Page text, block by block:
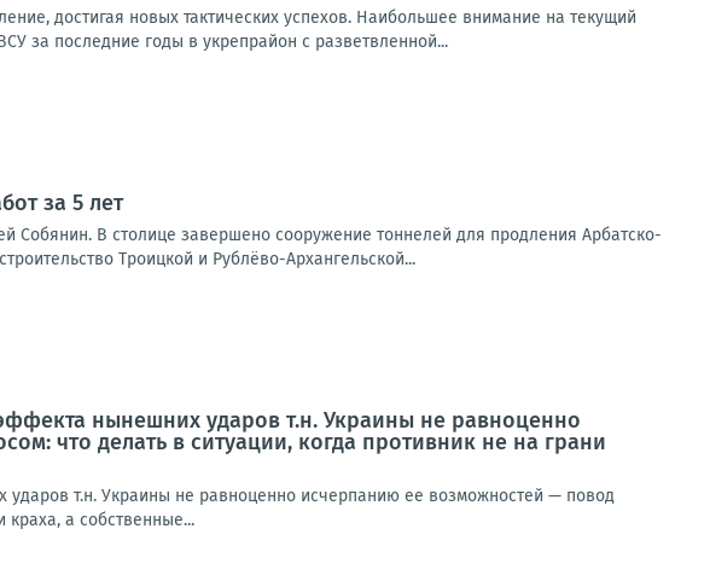
достигая новых тактических успехов. Наибольшее внимание на текущий
за последние годы в укрепрайон с разветвленной...
за 5 лет
Собянин. В столице завершено сооружение тоннелей для продления Арбатско-
Троицкой и Рублёво-Архангельской...
нынешних ударов т.н. Украины не равноценно
что делать в ситуации, когда противник не на грани
ударов т.н. Украины не равноценно исчерпанию ее возможностей — повод
краха, а собственные...